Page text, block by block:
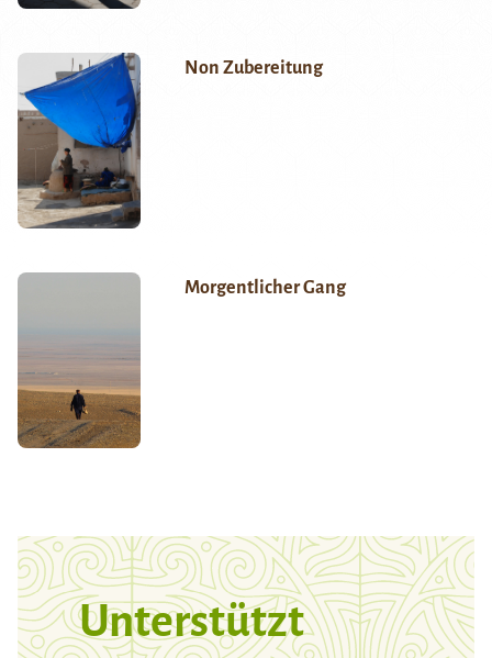
Non Zubereitung
Morgentlicher Gang
Unterstützt